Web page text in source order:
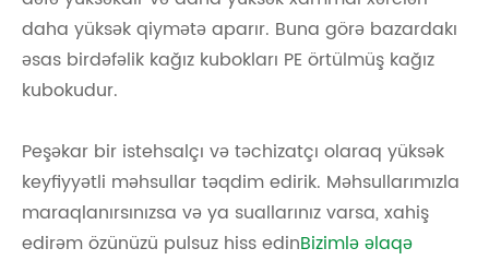
daha yüksək qiymətə aparır. Buna görə bazardakı
əsas birdəfəlik kağız kubokları PE örtülmüş kağız
kubokudur.
Peşəkar bir istehsalçı və təchizatçı olaraq yüksək
keyfiyyətli məhsullar təqdim edirik. Məhsullarımızla
maraqlanırsınızsa və ya suallarınız varsa, xahiş
edirəm özünüzü pulsuz hiss edinBizimlə əlaqə